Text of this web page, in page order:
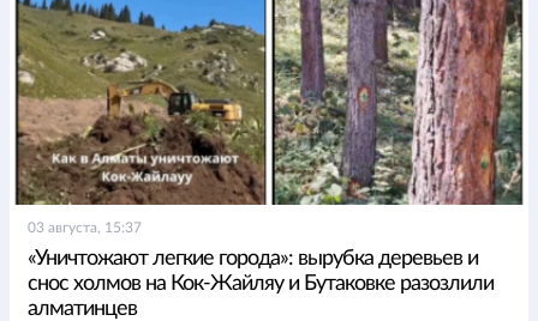
03 августа, 15:37
«Уничтожают легкие города»: вырубка деревьев и
снос холмов на Кок-Жайляу и Бутаковке разозлили
алматинцев